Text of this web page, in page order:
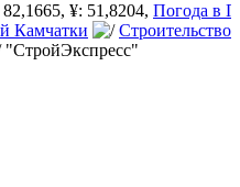
¥: 51,8204, Погода в
Камчатки
Строительство
"СтройЭкспресс"